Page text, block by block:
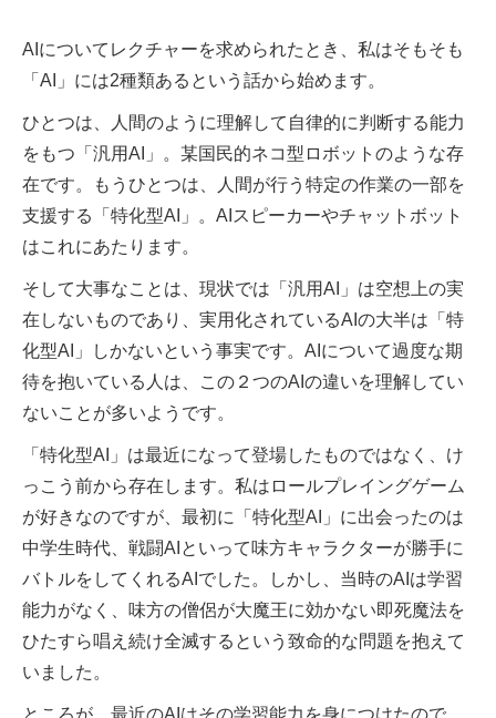
AIについてレクチャーを求められたとき、私はそもそも
「AI」には2種類あるという話から始めます。
ひとつは、人間のように理解して自律的に判断する能力
をもつ「汎用AI」。某国民的ネコ型ロボットのような存
在です。もうひとつは、人間が行う特定の作業の一部を
支援する「特化型AI」。AIスピーカーやチャットボット
はこれにあたります。
そして大事なことは、現状では「汎用AI」は空想上の実
在しないものであり、実用化されているAIの大半は「特
化型AI」しかないという事実です。AIについて過度な期
待を抱いている人は、この２つのAIの違いを理解してい
ないことが多いようです。
「特化型AI」は最近になって登場したものではなく、け
っこう前から存在します。私はロールプレイングゲーム
が好きなのですが、最初に「特化型AI」に出会ったのは
中学生時代、戦闘AIといって味方キャラクターが勝手に
バトルをしてくれるAIでした。しかし、当時のAIは学習
能力がなく、味方の僧侶が大魔王に効かない即死魔法を
ひたすら唱え続け全滅するという致命的な問題を抱えて
いました。
ところが、最近のAIはその学習能力を身につけたので